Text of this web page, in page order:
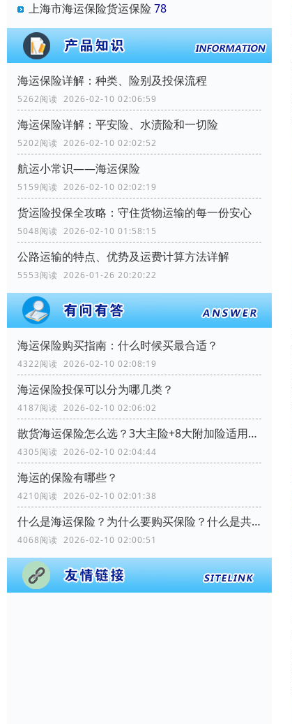
上海市海运保险货运保险 78
海运保险详解：种类、险别及投保流程
5262阅读 2026-02-10 02:06:59
海运保险详解：平安险、水渍险和一切险
5202阅读 2026-02-10 02:02:52
航运小常识——海运保险
5159阅读 2026-02-10 02:02:19
货运险投保全攻略：守住货物运输的每一份安心
5048阅读 2026-02-10 01:58:15
公路运输的特点、优势及运费计算方法详解
5553阅读 2026-01-26 20:20:22
海运保险购买指南：什么时候买最合适？
4322阅读 2026-02-10 02:08:19
海运保险投保可以分为哪几类？
4187阅读 2026-02-10 02:06:02
散货海运保险怎么选？3大主险+8大附加险适用场景全解析
4305阅读 2026-02-10 02:04:44
海运的保险有哪些？
4210阅读 2026-02-10 02:01:38
什么是海运保险？为什么要购买保险？什么是共同海损？
4068阅读 2026-02-10 02:00:51